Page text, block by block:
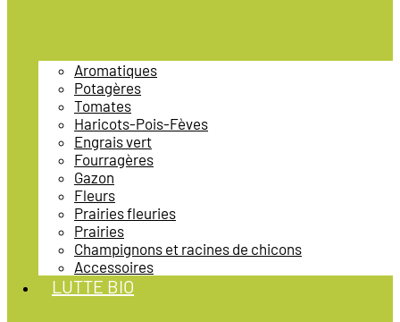
Aromatiques
Potagères
Tomates
Haricots-Pois-Fèves
Engrais vert
Fourragères
Gazon
Fleurs
Prairies fleuries
Prairies
Champignons et racines de chicons
Accessoires
LUTTE BIO